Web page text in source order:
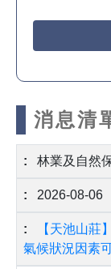
消息清
林業及自然
2026-08-06
【天池山莊
氣候狀況因素